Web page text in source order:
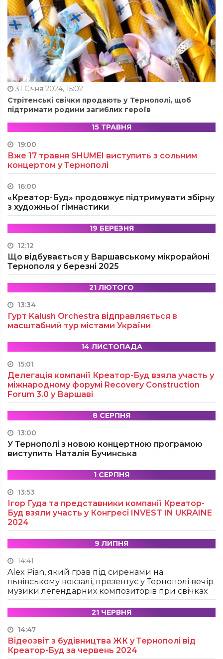
31 Січня 2024, 15:02
Стрітенські свічки продають у Тернополі, щоб
підтримати родини загиблих героїв
15 ТРАВНЯ
19:00
Вже 17 травня SHUMEI виступить з сольним
концертом у Тернополі
16:00
«Креатор-Буд» продовжує підтримувати збірну
з художньої гімнастики
19 БЕРЕЗНЯ
12:12
Що відбувається у Варшавському мікрорайоні
Тернополя у березні 2025
21 ЛЮТОГО
13:34
Гурт Kalush Orchestra відправляється в
масштабний тур містами України
14 ЛИСТОПАДА
15:01
Делегація компанії Креатор-Буд взяла участь у
міжнародному форумі Recovery Construction
Forum 3.0 у Варшаві
8 СЕРПНЯ
13:00
У Тернополі з новою концертною програмою
виступить Наталія Бучинська
1 СЕРПНЯ
13:53
Ігор Гуда та представники компанії Креатор-
Буд взяли участь у Конгресі INVEST IN UKRAINE
2024
9 ЛИПНЯ
14:41
Alex Pian, який грав під сиренами на
львівському вокзалі, презентує у Тернополі вечір
музики легендарних композиторів при свічках
21 ЧЕРВНЯ
14:47
Відеозвіт з будівництва ЖК у Тернополі від
Креатор-Буд за червень 2024